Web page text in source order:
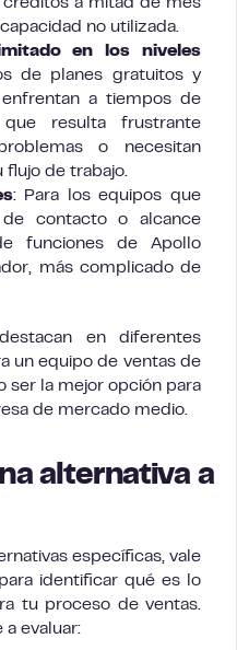
a mitad de mes
no utilizada.
en los niveles
de planes gratuitos y
a tiempos de
resulta frustrante
o necesitan
flujo de trabajo.
: Para los equipos que
contacto o alcance
funciones de Apollo
más complicado de
en diferentes
un equipo de ventas de
ser la mejor opción para
de mercado medio.
alternativa a
específicas, vale
identificar qué es lo
tu proceso de ventas.
a evaluar: